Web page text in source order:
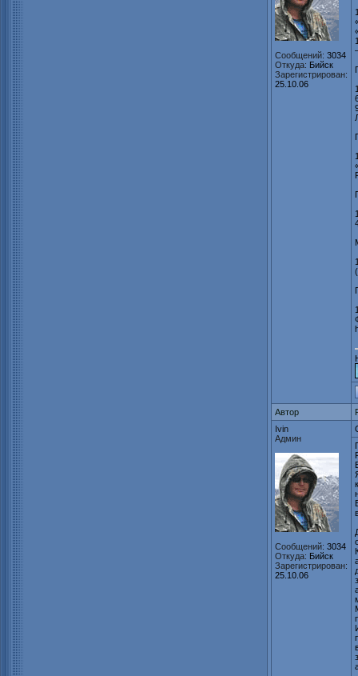
Сообщений: 3034
Откуда: Бийск
Зарегистрирован:
25.10.06
Автор
Ivin
Админ
Сообщений: 3034
Откуда: Бийск
Зарегистрирован:
25.10.06